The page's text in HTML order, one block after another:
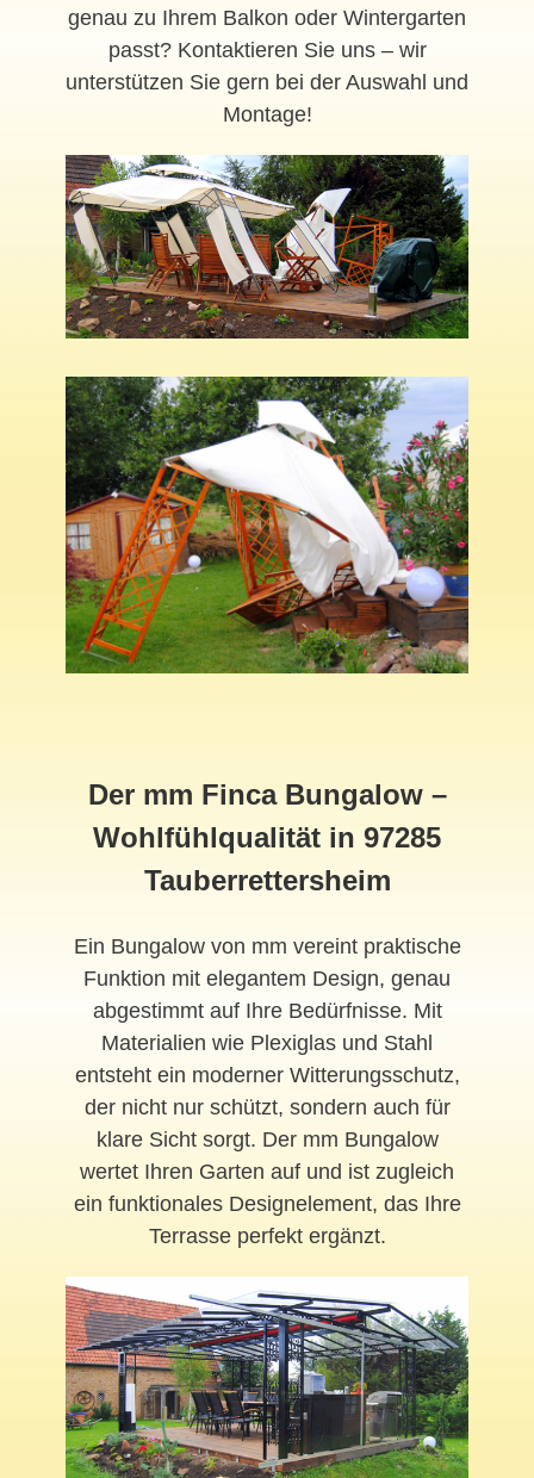
genau zu Ihrem Balkon oder Wintergarten
passt? Kontaktieren Sie uns – wir
unterstützen Sie gern bei der Auswahl und
Montage!
Der mm Finca Bungalow –
Wohlfühlqualität in 97285
Tauberrettersheim
Ein Bungalow von mm vereint praktische
Funktion mit elegantem Design, genau
abgestimmt auf Ihre Bedürfnisse. Mit
Materialien wie Plexiglas und Stahl
entsteht ein moderner Witterungsschutz,
der nicht nur schützt, sondern auch für
klare Sicht sorgt. Der mm Bungalow
wertet Ihren Garten auf und ist zugleich
ein funktionales Designelement, das Ihre
Terrasse perfekt ergänzt.